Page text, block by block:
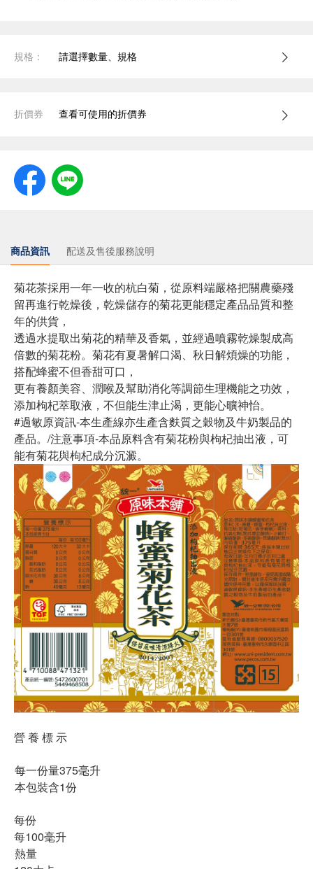
規格： 請選擇數量、規格
折價券 查看可使用的折價券
商品資訊 配送及售後服務說明
菊花茶採用一年一收的杭白菊，從原料端嚴格把關農藥殘
留再進行乾燥後，乾燥儲存的菊花更能穩定產品品質和整
年的供貨，
透過水提取出菊花的精華及香氣，並經過噴霧乾燥製成高
倍數的菊花粉。菊花有夏暑解口渴、秋日解煩燥的功能，
搭配蜂蜜不但香甜可口，
更有養顏美容、潤喉及幫助消化等調節生理機能之功效，
添加枸杞萃取液，不但能生津止渴，更能心曠神怡。
#過敏原資訊-本生產線亦生產含麩質之穀物及牛奶製品的
產品。/注意事項-本品原料含有菊花粉與枸杞抽出液，可
能有菊花與枸杞成分沉澱。
營 養 標 示
每一份量375毫升
本包裝含1份
每份
每100毫升
熱量